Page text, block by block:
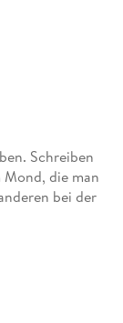
Schreiben
Mond, die man
bei der